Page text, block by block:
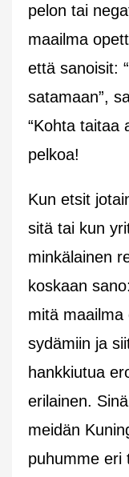
pelon tai
maailma
että sanoisit:
satamaan”,
“Kohta taitaa
pelkoa!
Kun etsit
sitä tai kun
minkälainen
koskaan
mitä maailma
sydämiin ja
hankkiutua
erilainen.
meidän
puhumme eri